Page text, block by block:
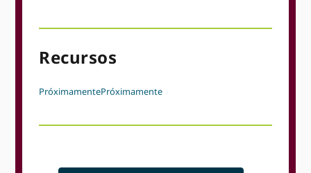
Recursos
PróximamentePróximamente